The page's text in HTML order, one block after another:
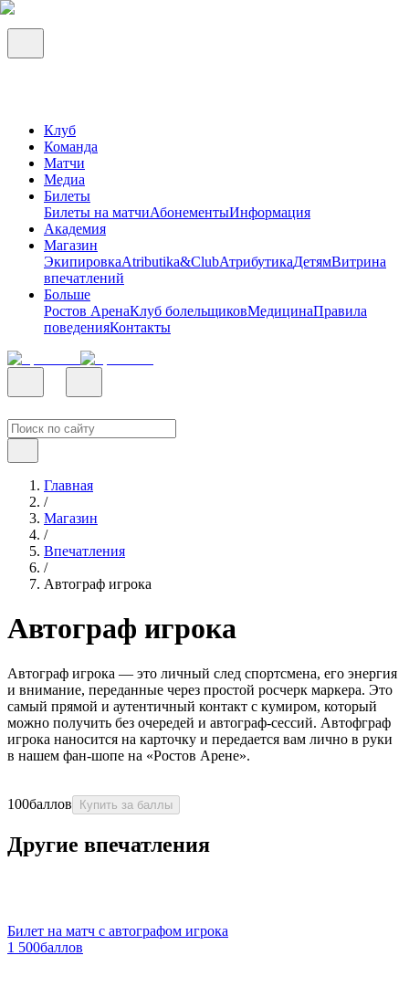
Клуб
Команда
Матчи
Медиа
Билеты
Билеты на матчиАбонементыИнформация
Академия
Магазин
ЭкипировкаAtributika&ClubАтрибутикаДетямВитрина
впечатлений
Больше
Ростов АренаКлуб болельщиковМедицинаПравила
поведенияКонтакты
Главная
/
Магазин
/
Впечатления
/
Автограф игрока
Автограф игрока
Автограф игрока — это личный след спортсмена, его энергия
и внимание, переданные через простой росчерк маркера. Это
самый прямой и аутентичный контакт с кумиром, который
можно получить без очередей и автограф-сессий. Автофграф
игрока наносится на карточку и передается вам лично в руки
в нашем фан-шопе на «Ростов Арене».
100баллов Купить за баллы
Другие впечатления
Билет на матч с автографом игрока
1 500баллов